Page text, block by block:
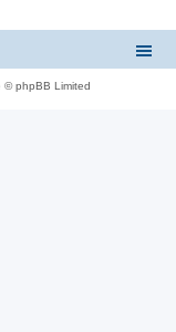
© phpBB Limited